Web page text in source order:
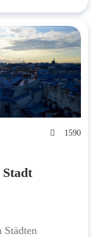
1590
Städten